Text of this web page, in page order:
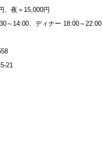
、夜＝15,000円
～14:00、ディナー 18:00～22:00
21